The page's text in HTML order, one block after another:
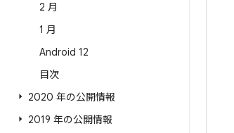
2 月
1 月
Android 12
目次
2020 年の公開情報
2019 年の公開情報